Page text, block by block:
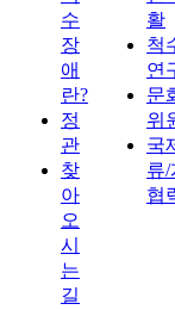
수
장
애
란?
정
관
찾
아
오
시
는
길
활
척
연
문
위
국
류/
협